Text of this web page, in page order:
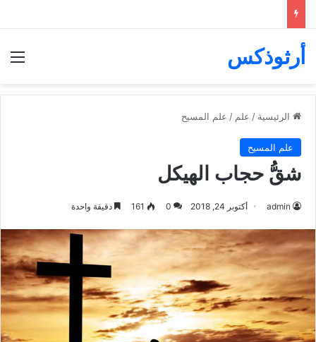
أرثوذكس
الرئيسية / علم / علم المسيح
علم المسيح
شقُّ حجاب الهيكل
admin أكتوبر 24, 2018 0
161 دقيقة واحدة